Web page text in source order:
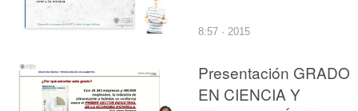
8:57 · 2015
Presentación GRADO
EN CIENCIA Y